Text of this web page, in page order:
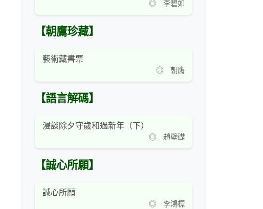
◎ 李碧如
【朝鷹珍藏】
藝術藏書票
◎ 朝膺
【語言解碼】
漫談除夕守歲和過新年（下）
◎ 趙壁礎
【誠心所願】
誠心所願
◎ 李鴻標